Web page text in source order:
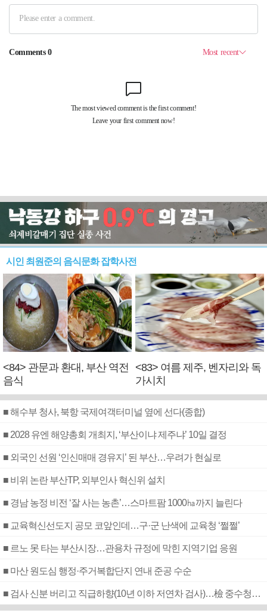
시인 최원준의 음식문화 잡학사전
<84> 관문과 환대, 부산 역전
음식
<83> 여름 제주, 벤자리와 독
가시치
■ 해수부 청사, 북항 국제여객터미널 옆에 선다(종합)
■ 2028 유엔 해양총회 개최지, ‘부산이냐 제주냐’ 10일 결정
■ 외국인 선원 ‘인신매매 경유지’ 된 부산…우려가 현실로
■ 비위 논란 부산TP, 외부인사 혁신위 설치
■ 경남 농정 비전 ‘잘 사는 농촌’…스마트팜 1000㏊까지 늘린다
■ 교육혁신선도지 공모 코앞인데…구·군 난색에 교육청 ‘쩔쩔’
■ 르노 못 타는 부산시장…관용차 규정에 막힌 지역기업 응원
■ 마산 원도심 행정·주거복합단지 연내 준공 수순
■ 검사 신분 버리고 직급하향(10년 이하 저연차 검사)…檢 중수청행 기피